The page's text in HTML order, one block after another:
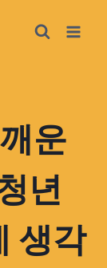
운
년
생각